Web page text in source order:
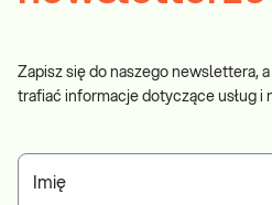
Zapisz się do naszego newslettera,
trafiać informacje dotyczące usług i
Imię